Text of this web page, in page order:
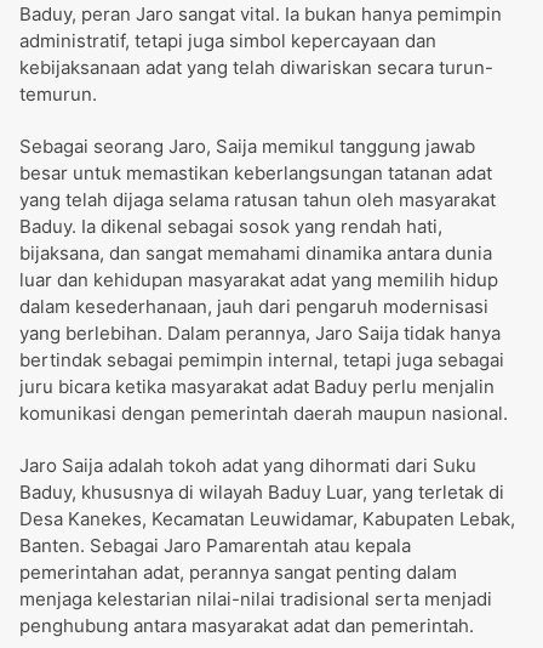
Baduy, peran Jaro sangat vital. Ia bukan hanya pemimpin
administratif, tetapi juga simbol kepercayaan dan
kebijaksanaan adat yang telah diwariskan secara turun-
temurun.
Sebagai seorang Jaro, Saija memikul tanggung jawab
besar untuk memastikan keberlangsungan tatanan adat
yang telah dijaga selama ratusan tahun oleh masyarakat
Baduy. Ia dikenal sebagai sosok yang rendah hati,
bijaksana, dan sangat memahami dinamika antara dunia
luar dan kehidupan masyarakat adat yang memilih hidup
dalam kesederhanaan, jauh dari pengaruh modernisasi
yang berlebihan. Dalam perannya, Jaro Saija tidak hanya
bertindak sebagai pemimpin internal, tetapi juga sebagai
juru bicara ketika masyarakat adat Baduy perlu menjalin
komunikasi dengan pemerintah daerah maupun nasional.
Jaro Saija adalah tokoh adat yang dihormati dari Suku
Baduy, khususnya di wilayah Baduy Luar, yang terletak di
Desa Kanekes, Kecamatan Leuwidamar, Kabupaten Lebak,
Banten. Sebagai Jaro Pamarentah atau kepala
pemerintahan adat, perannya sangat penting dalam
menjaga kelestarian nilai-nilai tradisional serta menjadi
penghubung antara masyarakat adat dan pemerintah.